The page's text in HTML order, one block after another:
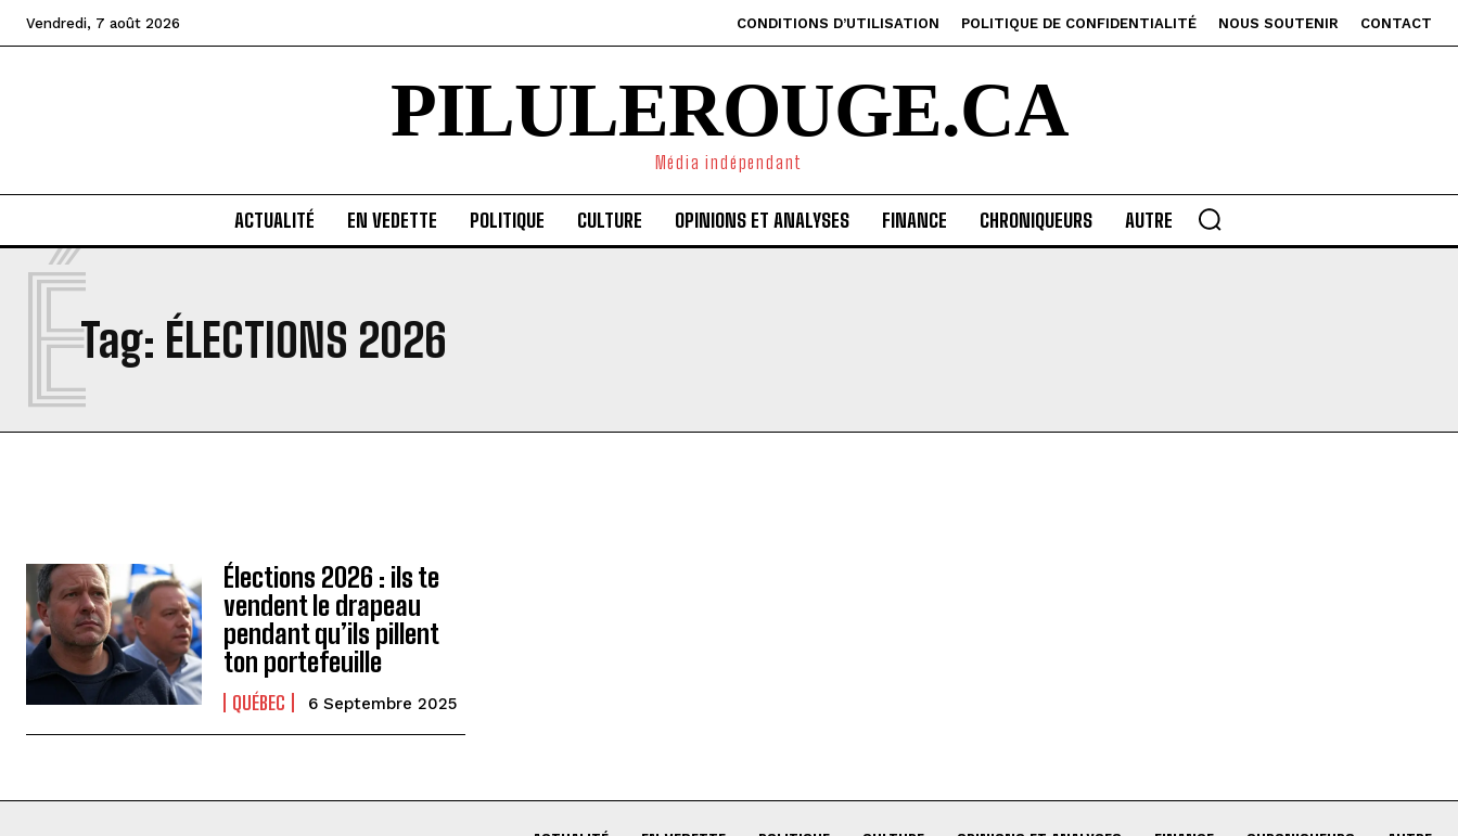
Vendredi, 7 août 2026 CONDITIONS D’UTILISATION POLITIQUE DE CONFIDENTIALITÉ NOUS SOUTENIR CONTACT
PILULEROUGE.CA
Média indépendant
ACTUALITÉ EN VEDETTE POLITIQUE CULTURE OPINIONS ET ANALYSES FINANCE CHRONIQUEURS AUTRE
Tag: ÉLECTIONS 2026
É
Élections 2026 : ils te
vendent le drapeau
pendant qu’ils pillent
ton portefeuille
QUÉBEC 6 Septembre 2025